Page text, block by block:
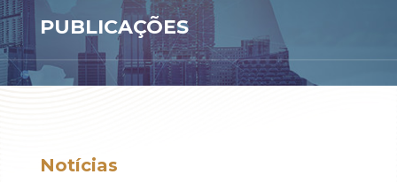
PUBLICAÇÕES
Notícias